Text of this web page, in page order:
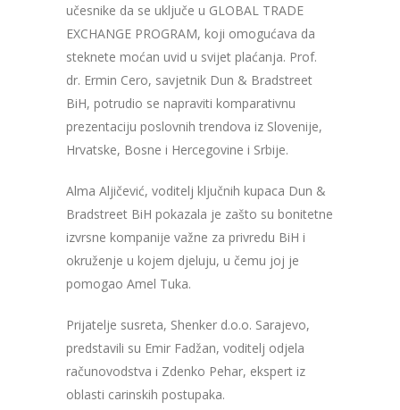
učesnike da se uključe u GLOBAL TRADE
EXCHANGE PROGRAM, koji omogućava da
steknete moćan uvid u svijet plaćanja. Prof.
dr. Ermin Cero, savjetnik Dun & Bradstreet
BiH, potrudio se napraviti komparativnu
prezentaciju poslovnih trendova iz Slovenije,
Hrvatske, Bosne i Hercegovine i Srbije.
Alma Aljičević, voditelj ključnih kupaca Dun &
Bradstreet BiH pokazala je zašto su bonitetne
izvrsne kompanije važne za privredu BiH i
okruženje u kojem djeluju, u čemu joj je
pomogao Amel Tuka.
Prijatelje susreta, Shenker d.o.o. Sarajevo,
predstavili su Emir Fadžan, voditelj odjela
računovodstva i Zdenko Pehar, ekspert iz
oblasti carinskih postupaka.